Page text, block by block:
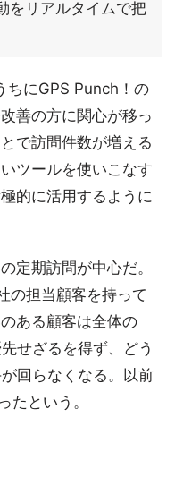
をリアルタイムで把
ちにGPS Punch！の
善の方に関心が移っ
で訪問件数が増える
ツールを使いこなす
的に活用するように
定期訪問が中心だ。
の担当顧客を持って
ある顧客は全体の
せざるを得ず、どう
回らなくなる。以前
たという。